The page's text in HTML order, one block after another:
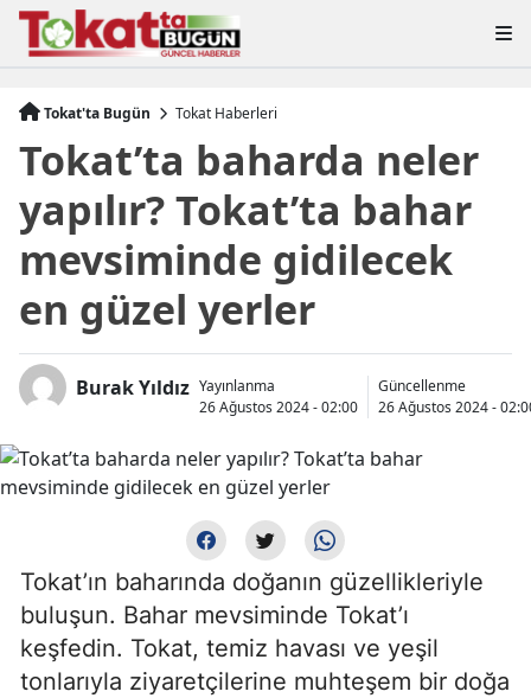
Tokat'ta Bugün Tokat Haberleri
Tokat’ta baharda neler
yapılır? Tokat’ta bahar
mevsiminde gidilecek
en güzel yerler
Burak Yıldız Yayınlanma
26 Ağustos 2024 - 02:00
Güncellenme
26 Ağustos 2024 -
Tokat’ın baharında doğanın güzellikleriyle
buluşun. Bahar mevsiminde Tokat’ı
keşfedin. Tokat, temiz havası ve yeşil
tonlarıyla ziyaretçilerine muhteşem bir doğa